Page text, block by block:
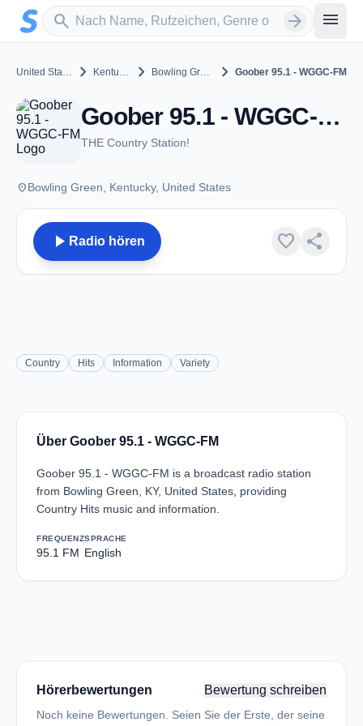
Zum Hauptinhalt springen
search
Sender suchen arrow_forward menu
United States chevron_right Kentucky chevron_right Bowling Green chevron_rightGoober 95.1 - WGGC-FM
Goober 95.1 - WGGC-FM - FM 95.1 - Bowling Green, KY
THE Country Station!
placeBowling Green, Kentucky, United States
play_arrow Radio hören favorite share
Country Hits Information Variety
Über Goober 95.1 - WGGC-FM
Goober 95.1 - WGGC-FM is a broadcast radio station
from Bowling Green, KY, United States, providing
Country Hits music and information.
FREQUENZ
95.1 FM
SPRACHE
English
Hörerbewertungen Bewertung schreiben
Noch keine Bewertungen. Seien Sie der Erste, der seine